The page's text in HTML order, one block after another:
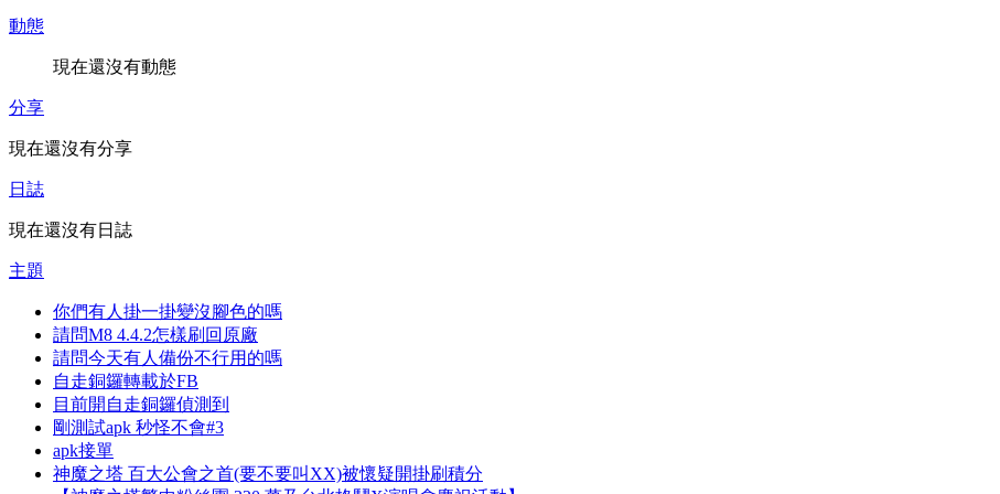
動態
現在還沒有動態
分享
現在還沒有分享
日誌
現在還沒有日誌
主題
你們有人掛一掛變沒腳色的嗎
請問M8 4.4.2怎樣刷回原廠
請問今天有人備份不行用的嗎
自走銅鑼轉載於FB
目前開自走銅鑼偵測到
剛測試apk 秒怪不會#3
apk接單
神魔之塔 百大公會之首(要不要叫XX)被懷疑開掛刷積分